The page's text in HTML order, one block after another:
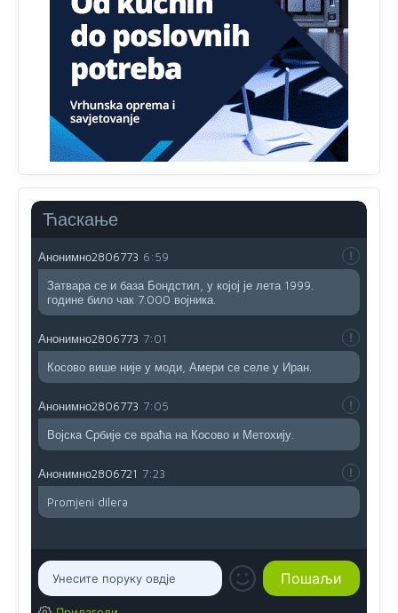
Ћаскање
nije mujo turcin, mujo ue bendasr
Анонимно2806721 6:37
Možete sebi umisliti da je i Kosovo dio Srbije al
nije...probajte ući bezpasosa.Takoirs.Umislili ste da
ste nebeski narod
Анонимно2806773 6:56
АМЕРИКАНЦИ ДО КРАЈА ГОДИНЕ ОДЛАЗЕ СА
КОСОВА
Анонимно2806773 6:59
Затвара се и база Бондстил, у којој је лета 1999.
године било чак 7.000 војника.
Анонимно2806773 7:01
Косово више није у моди, Амери се селе у Иран.
Анонимно2806773 7:05
Војска Србије се враћа на Косово и Метохију.
Анонимно2806721 7:23
Promjeni dilera